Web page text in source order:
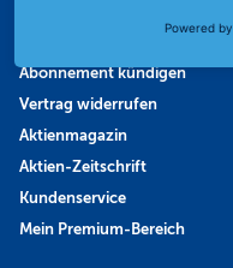
Abonnement kündigen
Vertrag widerrufen
Aktienmagazin
Aktien-Zeitschrift
Kundenservice
Mein Premium-Bereich
Powered by